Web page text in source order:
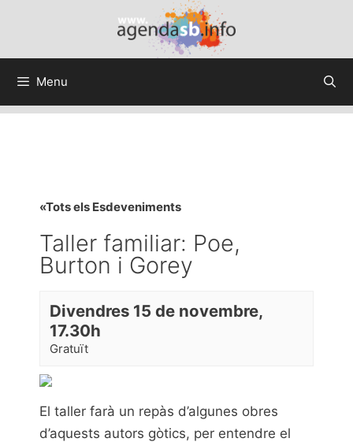
Menu
«Tots els Esdeveniments
Taller familiar: Poe,
Burton i Gorey
Divendres 15 de novembre,
17.30h
Gratuït
El taller farà un repàs d’algunes obres
d’aquests autors gòtics, per entendre el